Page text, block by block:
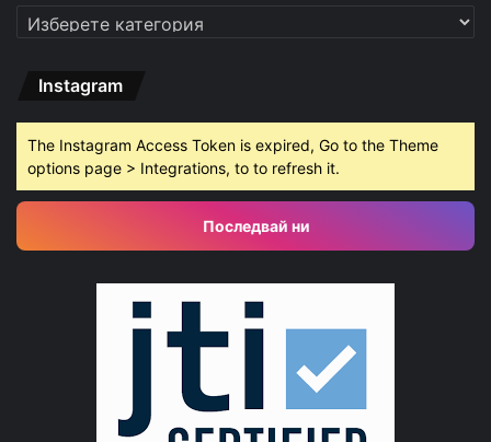
Категории
Instagram
The Instagram Access Token is expired, Go to the Theme
options page > Integrations, to to refresh it.
Последвай ни